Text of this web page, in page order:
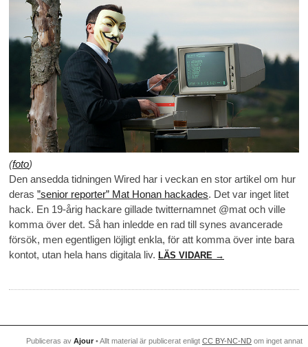
(foto)
Den ansedda tidningen Wired har i veckan en stor artikel om hur
deras ”senior reporter” Mat Honan hackades. Det var inget litet
hack. En 19-årig hackare gillade twitternamnet @mat och ville
komma över det. Så han inledde en rad till synes avancerade
försök, men egentligen löjligt enkla, för att komma över inte bara
kontot, utan hela hans digitala liv. LÄS VIDARE →
Publiceras av Ajour • Allt material är publicerat enligt CC BY-NC-ND om inget annat